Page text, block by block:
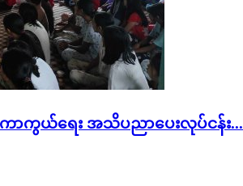
ကွယ်ရေး အသိပညာပေးလုပ်ငန်း...